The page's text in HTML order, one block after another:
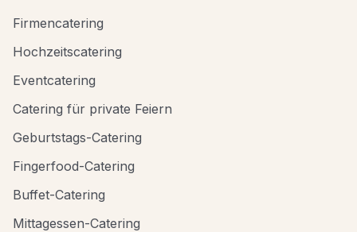
Firmencatering
Hochzeitscatering
Eventcatering
Catering für private Feiern
Geburtstags-Catering
Fingerfood-Catering
Buffet-Catering
Mittagessen-Catering